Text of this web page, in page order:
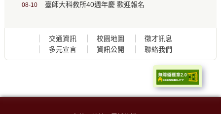
08-10 臺師大科教所40週年慶 歡迎報名
交通資訊 校園地圖
徵才訊息
多元宣言
資訊公開 聯絡我們